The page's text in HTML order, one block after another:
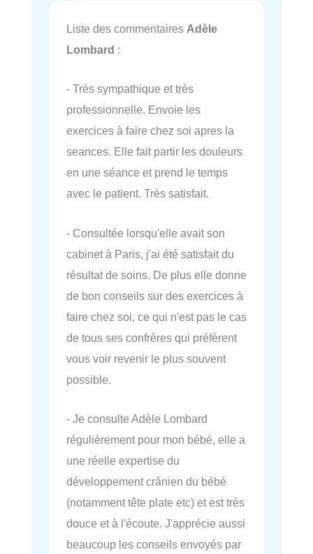
Liste des commentaires Adèle
Lombard :
- Très sympathique et très
professionnelle. Envoie les
exercices à faire chez soi apres la
seances. Elle fait partir les douleurs
en une séance et prend le temps
avec le patient. Très satisfait.
- Consultée lorsqu'elle avait son
cabinet à Paris, j'ai été satisfait du
résultat de soins. De plus elle donne
de bon conseils sur des exercices à
faire chez soi, ce qui n'est pas le cas
de tous ses confrères qui préfèrent
vous voir revenir le plus souvent
possible.
- Je consulte Adèle Lombard
régulièrement pour mon bébé, elle a
une réelle expertise du
développement crânien du bébé
(notamment tête plate etc) et est très
douce et à l'écoute. J'apprécie aussi
beaucoup les conseils envoyés par